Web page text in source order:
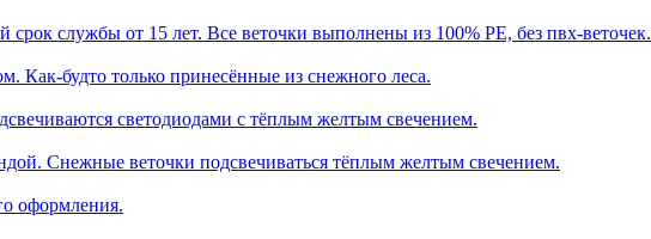
службы от 15 лет. Все веточки выполнены из 100% PE, без пвх-веточек.
Как-будто только принесённые из снежного леса.
светодиодами с тёплым желтым свечением.
Снежные веточки подсвечиваться тёплым желтым свечением.
оформления.